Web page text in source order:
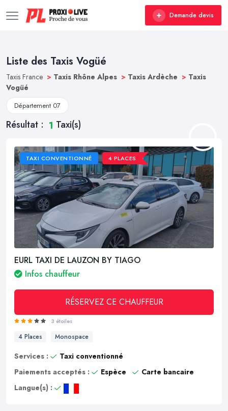
Demande devis
Liste des Taxis Vogüé
Taxis France > Taxis Rhône Alpes > Taxis Ardèche > Taxis
Vogüé
Département 07
Résultat : 1 Taxi(s)
TAXI CONVENTIONNÉ 4 PLACES
EURL TAXI DE LAUZON BY TIAGO
Infos chauffeur
RÉSERVEZ CE CHAUFFEUR
3 étoiles
4 Places Monospace
Services :
Taxi conventionné
Paiements acceptés :
Espèce
Carte bancaire
Langue(s) :